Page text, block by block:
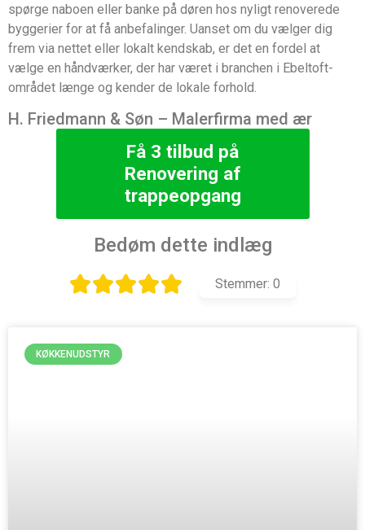
spørge naboen eller banke på døren hos nyligt renoverede
byggerier for at få anbefalinger. Uanset om du vælger dig
frem via nettet eller lokalt kendskab, er det en fordel at
vælge en håndværker, der har været i branchen i Ebeltoft-
området længe og kender de lokale forhold.
H. Friedmann & Søn – Malerfirma med ær
Få 3 tilbud på
Renovering af
trappeopgang
Bedøm dette indlæg
Stemmer: 0
KØKKENUDSTYR